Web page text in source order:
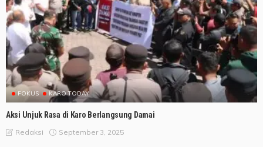
FOKUS KARO TODAY
Aksi Unjuk Rasa di Karo Berlangsung Damai
Redaksi September 3, 2025